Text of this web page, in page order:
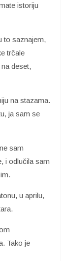
istoriju
to saznajem,
trčale
deset,
na stazama.
ja sam se
sam
i odlučila sam
u aprilu,
Tako je